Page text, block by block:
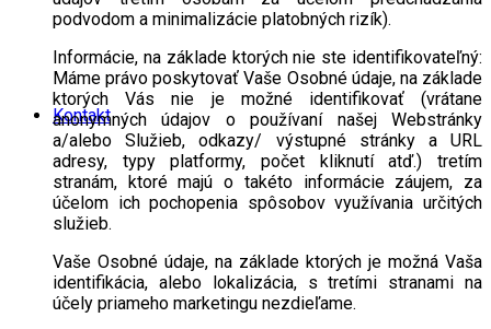
Kontakt
podvodom a minimalizácie platobných rizík).
Informácie, na základe ktorých nie ste identifikovateľný:
Máme právo poskytovať Vaše Osobné údaje, na základe
ktorých Vás nie je možné identifikovať (vrátane
anonymných údajov o používaní našej Webstránky
a/alebo Služieb, odkazy/ výstupné stránky a URL
adresy, typy platformy, počet kliknutí atď.) tretím
stranám, ktoré majú o takéto informácie záujem, za
účelom ich pochopenia spôsobov využívania určitých
služieb.
Vaše Osobné údaje, na základe ktorých je možná Vaša
identifikácia, alebo lokalizácia, s tretími stranami na
účely priameho marketingu nezdieľame.